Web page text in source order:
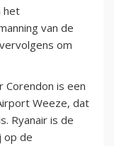
het
van de
om
is een
Weeze, dat
Ryanair is de
op de